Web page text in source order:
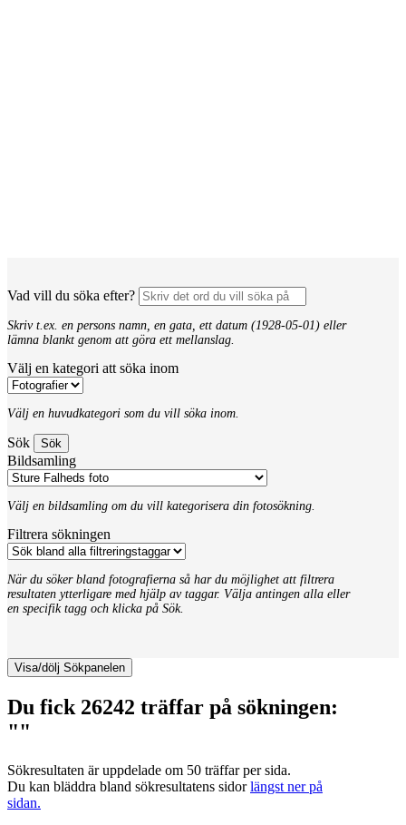
Vad vill du söka efter?
Skriv t.ex. en persons namn, en gata, ett datum (1928-05-01) eller
lämna blankt genom att göra ett mellanslag.
Välj en kategori att söka inom
Välj en huvudkategori som du vill söka inom.
Sök
Bildsamling
Välj en bildsamling om du vill kategorisera din fotosökning.
Filtrera sökningen
När du söker bland fotografierna så har du möjlighet att filtrera
resultaten ytterligare med hjälp av taggar. Välja antingen alla eller
en specifik tagg och klicka på Sök.
Visa/dölj Sökpanelen
Du fick 26242 träffar på sökningen:
""
Sökresultaten är uppdelade om 50 träffar per sida.
Du kan bläddra bland sökresultatens sidorlängst ner på
sidan.